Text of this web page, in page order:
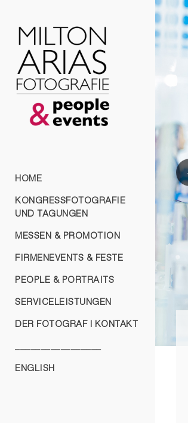
HOME
KONGRESSFOTOGRAFIE
UND TAGUNGEN
MESSEN & PROMOTION
FIRMENEVENTS & FESTE
PEOPLE & PORTRAITS
SERVICELEISTUNGEN
DER FOTOGRAF | KONTAKT
ENGLISH